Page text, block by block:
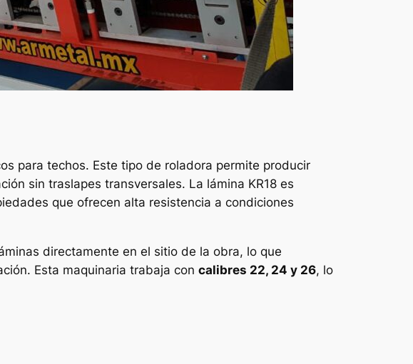
para techos. Este tipo de roladora permite producir
sin traslapes transversales. La lámina KR18 es
que ofrecen alta resistencia a condiciones
directamente en el sitio de la obra, lo que
Esta maquinaria trabaja con calibres 22, 24 y 26, lo